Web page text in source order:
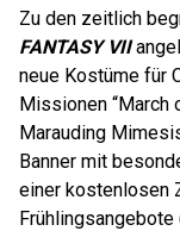
Zu den zeitlich
FANTASY VII
neue Kostüme für
Missionen “March
Marauding
Banner mit
einer kostenlosen